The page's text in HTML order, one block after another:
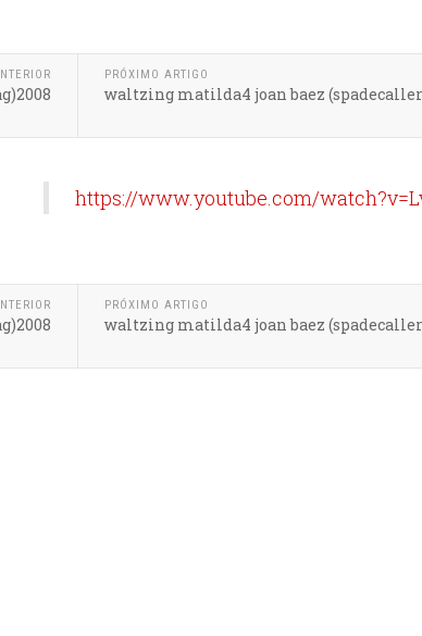
PRÓXIMO ARTIGO
waltzing matilda4 joan baez
https://www.youtube.com/
PRÓXIMO ARTIGO
waltzing matilda4 joan baez